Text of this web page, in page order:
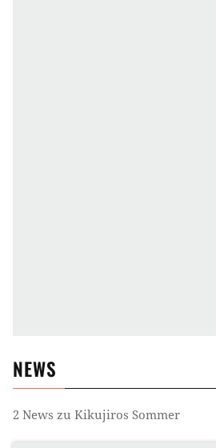
NEWS
2 News zu Kikujiros Sommer